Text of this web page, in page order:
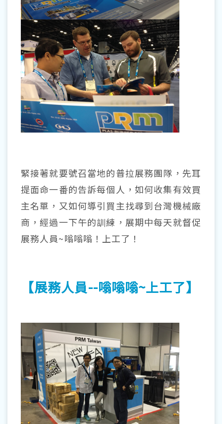
緊接著就要號召當地的普拉展務團隊，先耳
提面命一番的告訴每個人，如何收集有效買
主名單，又如何導引買主找尋到台灣機械廠
商，經過一下午的訓練，展期中每天就督促
展務人員~嗡嗡嗡！上工了！
【展務人員--嗡嗡嗡~上工了】